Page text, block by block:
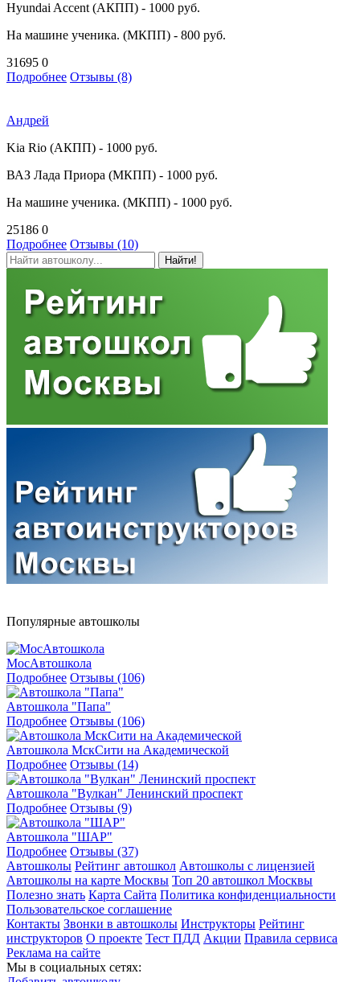
Hyundai Accent (АКПП) - 1000 руб.
На машине ученика. (МКПП) - 800 руб.
31695 0
Подробнее Отзывы (8)
Андрей
Kia Rio (АКПП) - 1000 руб.
ВАЗ Лада Приора (МКПП) - 1000 руб.
На машине ученика. (МКПП) - 1000 руб.
25186 0
Подробнее Отзывы (10)
Найти!
Популярные автошколы
МосАвтошкола
Подробнее Отзывы (106)
Автошкола "Папа"
Подробнее Отзывы (106)
Автошкола МскСити на Академической
Подробнее Отзывы (14)
Автошкола "Вулкан" Ленинский проспект
Подробнее Отзывы (9)
Автошкола "ШАР"
Подробнее Отзывы (37)
Автошколы Рейтинг автошкол Автошколы с лицензией
Автошколы на карте Москвы Топ 20 автошкол Москвы
Полезно знать Карта Сайта Политика конфиденциальности
Пользовательское соглашение
Контакты Звонки в автошколы Инструкторы Рейтинг
инструкторов О проекте Тест ПДД Акции Правила сервиса
Реклама на сайте
Мы в социальных сетях: